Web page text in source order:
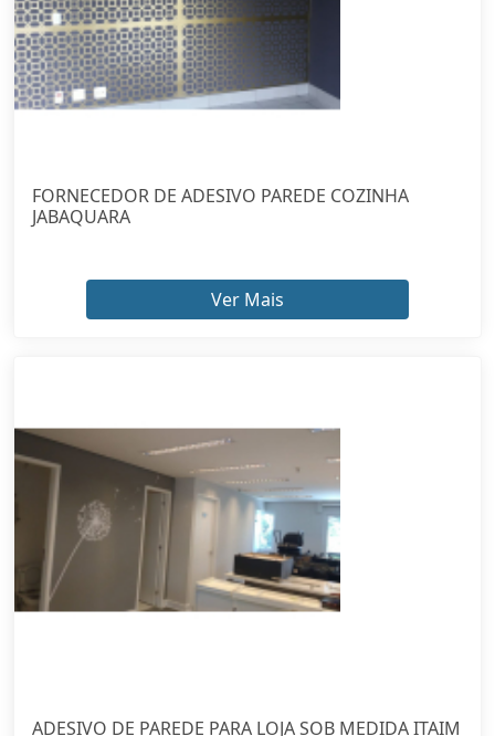
FORNECEDOR DE ADESIVO PAREDE COZINHA
JABAQUARA
Ver Mais
ADESIVO DE PAREDE PARA LOJA SOB MEDIDA ITAIM